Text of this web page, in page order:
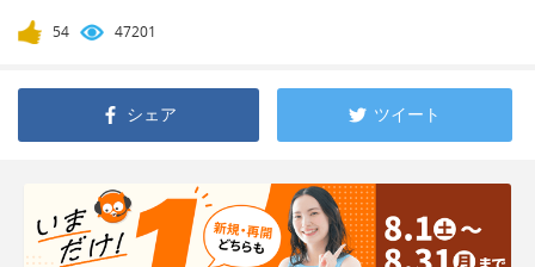
54 47201
シェア ツイート